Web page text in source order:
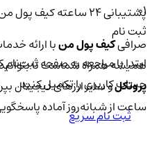
پشتیبانی ۲۴ ساعته کیف پول من
صرافیکیف پول منبا ارائه
همیشه همراه شماست تا بتوانید
پروتکلو سایر ارزهای دیجیتال
ساعت از شبانه‌روز آماده
01
ثبت نام
ابتدا با مراجعه به صفحه
حساب کاربری را تکمیل کنید.
ثبت نام سریع